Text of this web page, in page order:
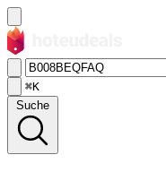
⌘K
Suche